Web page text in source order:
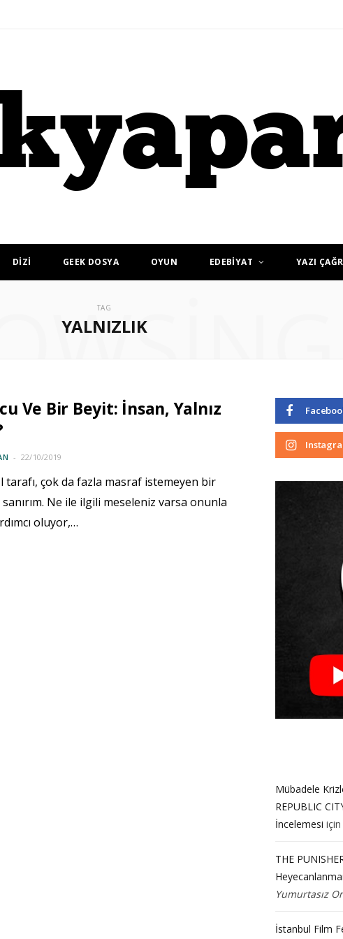
DİZİ GEEK DOSYA OYUN EDEBİYAT YAZI
TAG
YALNIZLIK
Ve Bir Beyit: İnsan, Yalnız
22/10/2019
tarafı, çok da fazla masraf istemeyen bir
Ne ile ilgili meseleniz varsa onunla
oluyor,…
Mübadele
REPUBLIC
İncelemesi için
THE
Yumurtasız
İstanbul Film